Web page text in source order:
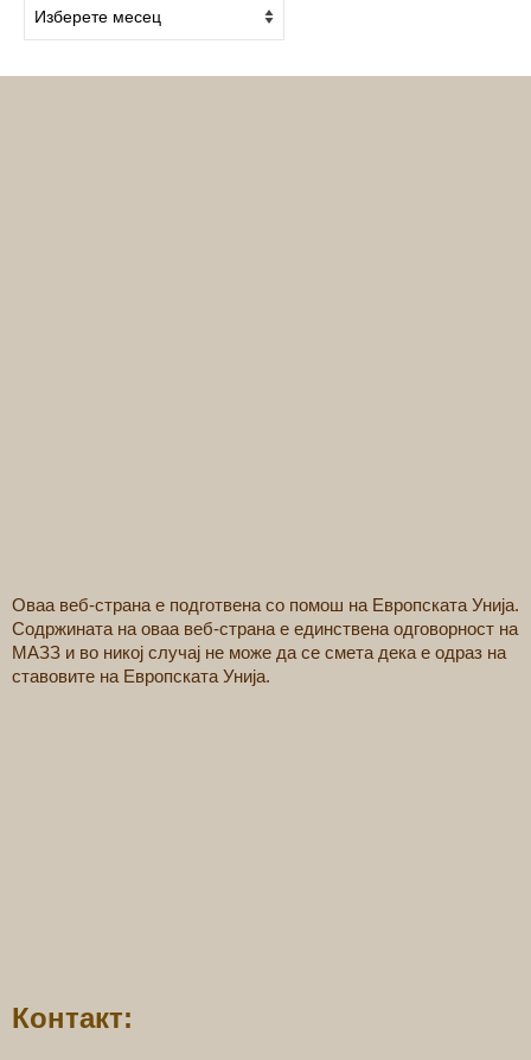
Оваа веб-страна е подготвена со помош на Европската Унија.
Содржината на оваа веб-страна е единствена одговорност на
МАЗЗ и во никој случај не може да се смета дека е одраз на
ставовите на Европската Унија.
Контакт: